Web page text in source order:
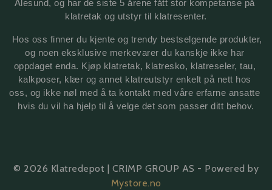
klatretak og utstyr til klatresenter.
Hos oss finner du kjente og trendy bestselgende produkter,
og noen eksklusive merkevarer du kanskje ikke har
oppdaget enda. Kjøp klatretak, klatresko, klatreseler, tau,
kalkposer, klær og annet klatreutstyr enkelt på nett hos
oss, og ikke nøl med å ta kontakt med våre erfarne ansatte
hvis du vil ha hjelp til å velge det som passer ditt behov.
© 2026 Klatredepot | CRIMP GROUP AS - Powered by
Mystore.no